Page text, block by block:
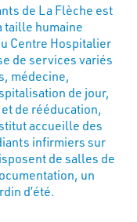
de La Flèche est
taille humaine
Centre Hospitalier
de services variés
médecine,
de jour,
de rééducation,
accueille des
infirmiers sur
de salles de
un
d’été.